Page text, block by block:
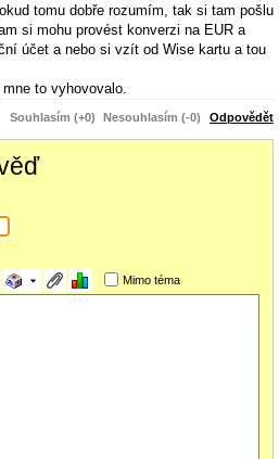
tomu dobře rozumím, tak si tam pošlu
si mohu provést konverzi na EUR a
účet a nebo si vzít od Wise kartu a tou
to vyhovovalo.
Souhlasím (+0) Nesouhlasím (-0) Odpovědět
Mimo téma